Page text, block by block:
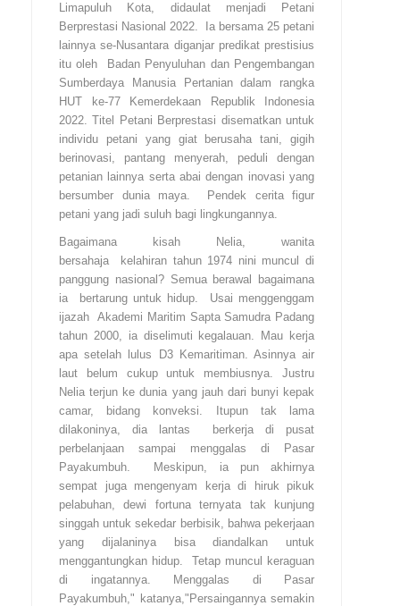
Limapuluh Kota, didaulat menjadi Petani
Berprestasi Nasional 2022. Ia bersama 25 petani
lainnya se-Nusantara diganjar predikat prestisius
itu oleh Badan Penyuluhan dan Pengembangan
Sumberdaya Manusia Pertanian dalam rangka
HUT ke-77 Kemerdekaan Republik Indonesia
2022. Titel Petani Berprestasi disematkan untuk
individu petani yang giat berusaha tani, gigih
berinovasi, pantang menyerah, peduli dengan
petanian lainnya serta abai dengan inovasi yang
bersumber dunia maya. Pendek cerita figur
petani yang jadi suluh bagi lingkungannya.
Bagaimana kisah Nelia, wanita
bersahaja kelahiran tahun 1974 nini muncul di
panggung nasional? Semua berawal bagaimana
ia bertarung untuk hidup. Usai menggenggam
ijazah Akademi Maritim Sapta Samudra Padang
tahun 2000, ia diselimuti kegalauan. Mau kerja
apa setelah lulus D3 Kemaritiman. Asinnya air
laut belum cukup untuk membiusnya. Justru
Nelia terjun ke dunia yang jauh dari bunyi kepak
camar, bidang konveksi. Itupun tak lama
dilakoninya, dia lantas berkerja di pusat
perbelanjaan sampai menggalas di Pasar
Payakumbuh. Meskipun, ia pun akhirnya
sempat juga mengenyam kerja di hiruk pikuk
pelabuhan, dewi fortuna ternyata tak kunjung
singgah untuk sekedar berbisik, bahwa pekerjaan
yang dijalaninya bisa diandalkan untuk
menggantungkan hidup. Tetap muncul keraguan
di ingatannya. Menggalas di Pasar
Payakumbuh," katanya,"Persaingannya semakin